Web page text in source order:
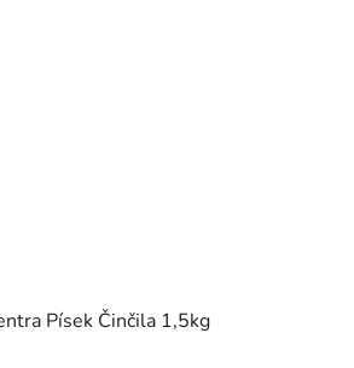
Písek Činčila 1,5kg